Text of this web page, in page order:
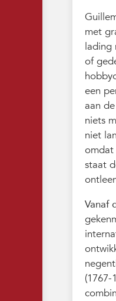
met
lading
of
een
aan
niets
niet
omdat
staat
Vanaf